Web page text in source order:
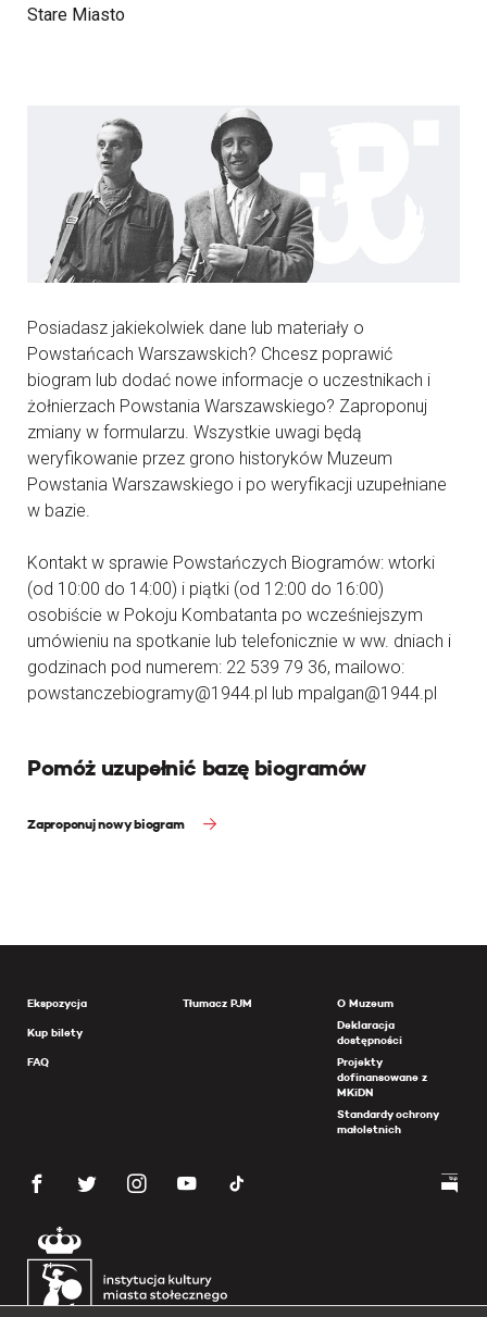
Stare Miasto
Posiadasz jakiekolwiek dane lub materiały o
Powstańcach Warszawskich? Chcesz poprawić
biogram lub dodać nowe informacje o uczestnikach i
żołnierzach Powstania Warszawskiego? Zaproponuj
zmiany w formularzu. Wszystkie uwagi będą
weryfikowanie przez grono historyków Muzeum
Powstania Warszawskiego i po weryfikacji uzupełniane
w bazie.
Kontakt w sprawie Powstańczych Biogramów: wtorki
(od 10:00 do 14:00) i piątki (od 12:00 do 16:00)
osobiście w Pokoju Kombatanta po wcześniejszym
umówieniu na spotkanie lub telefonicznie w ww. dniach i
godzinach pod numerem: 22 539 79 36, mailowo:
powstanczebiogramy@1944.pl lub mpalgan@1944.pl
Pomóż uzupełnić bazę biogramów
Zaproponuj nowy biogram
Ekspozycja
Kup bilety
FAQ
Tłumacz PJM
O Muzeum
Deklaracja
dostępności
Projekty
dofinansowane z
MKiDN
Standardy ochrony
małoletnich